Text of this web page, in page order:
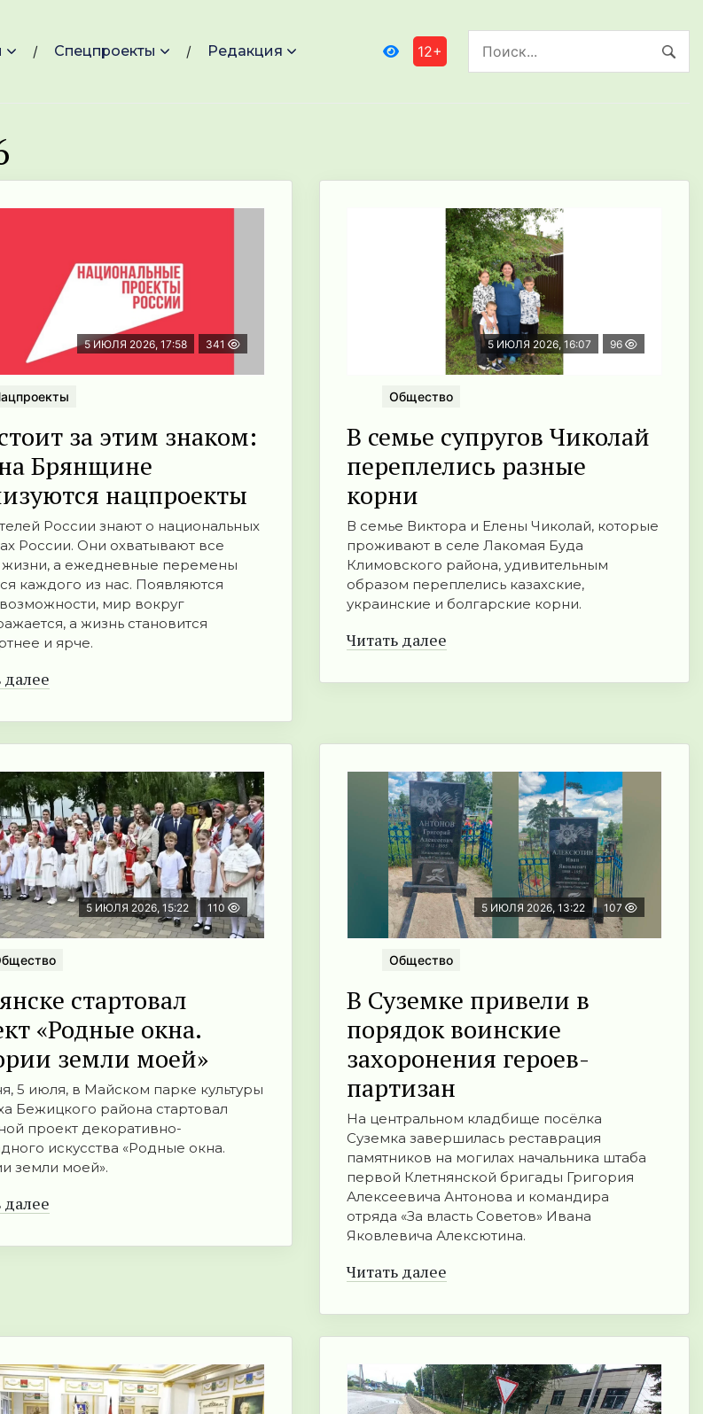
Спецпроекты Редакция 12+
5 ИЮЛЯ 2026, 17:58 341
за этим знаком:
Брянщине
нацпроекты
России знают о национальных
России. Они охватывают все
а ежедневные перемены
каждого из нас. Появляются
мир вокруг
а жизнь становится
и ярче.
далее
5 ИЮЛЯ 2026, 16:07 96
Общество
В семье супругов Чиколай
переплелись разные
корни
В семье Виктора и Елены Чиколай, которые
проживают в селе Лакомая Буда
Климовского района, удивительным
образом переплелись казахские,
украинские и болгарские корни.
Читать далее
5 ИЮЛЯ 2026, 15:22 110
стартовал
«Родные окна.
земли моей»
5 июля, в Майском парке культуры
Бежицкого района стартовал
проект декоративно-
искусства «Родные окна.
земли моей».
далее
5 ИЮЛЯ 2026, 13:22 107
Общество
В Суземке привели в
порядок воинские
захоронения героев-
партизан
На центральном кладбище посёлка
Суземка завершилась реставрация
памятников на могилах начальника штаба
первой Клетнянской бригады Григория
Алексеевича Антонова и командира
отряда «За власть Советов» Ивана
Яковлевича Алексютина.
Читать далее